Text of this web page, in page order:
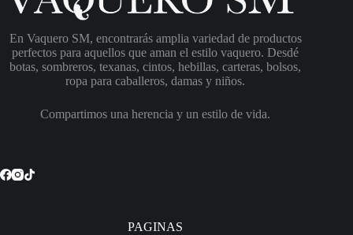
En Vaquero SM, encontrarás amplia variedad de productos
perfectos para aquellos que aman el estilo vaquero. Desdé
botas, sombreros, texanas, cintos, hebillas, carteras, bolsos,
ropa para caballeros, damas y niños.
Compartimos una herencia y un estilo de vida.
PAGINAS